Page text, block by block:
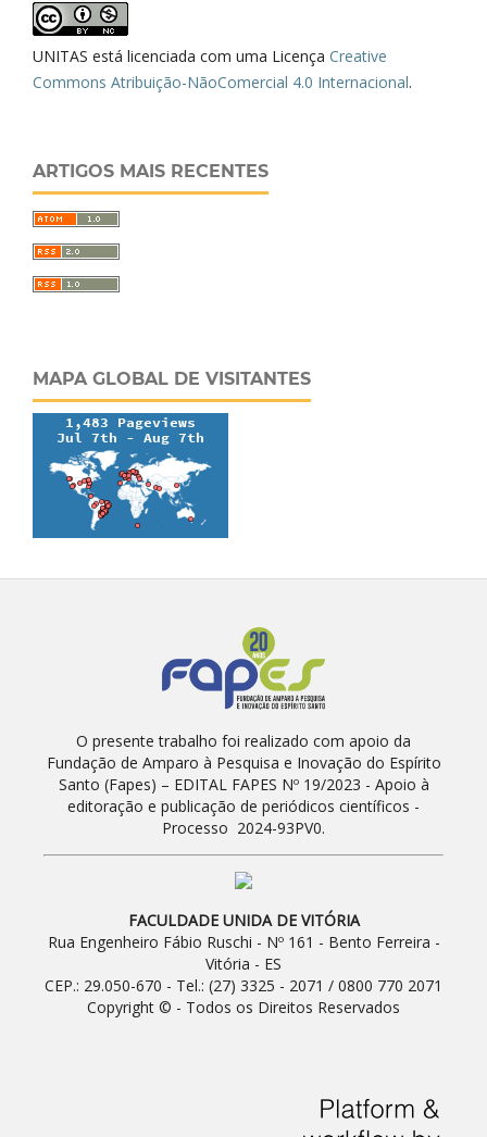
UNITAS está licenciada com uma Licença Creative
Commons Atribuição-NãoComercial 4.0 Internacional.
ARTIGOS MAIS RECENTES
MAPA GLOBAL DE VISITANTES
O presente trabalho foi realizado com apoio da
Fundação de Amparo à Pesquisa e Inovação do Espírito
Santo (Fapes) – EDITAL FAPES Nº 19/2023 - Apoio à
editoração e publicação de periódicos científicos -
Processo 2024-93PV0.
FACULDADE UNIDA DE VITÓRIA
Rua Engenheiro Fábio Ruschi - Nº 161 - Bento Ferreira -
Vitória - ES
CEP.: 29.050-670 - Tel.: (27) 3325 - 2071 / 0800 770 2071
Copyright © - Todos os Direitos Reservados